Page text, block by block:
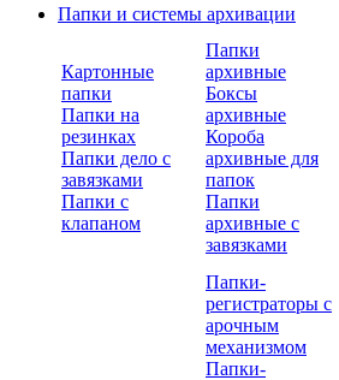
Папки и системы архивации
Картонные
папки
Папки на
резинках
Папки дело с
завязками
Папки с
клапаном
Папки
архивные
Боксы
архивные
Короба
архивные для
папок
Папки
архивные с
завязками
Папки-
регистраторы с
арочным
механизмом
Папки-